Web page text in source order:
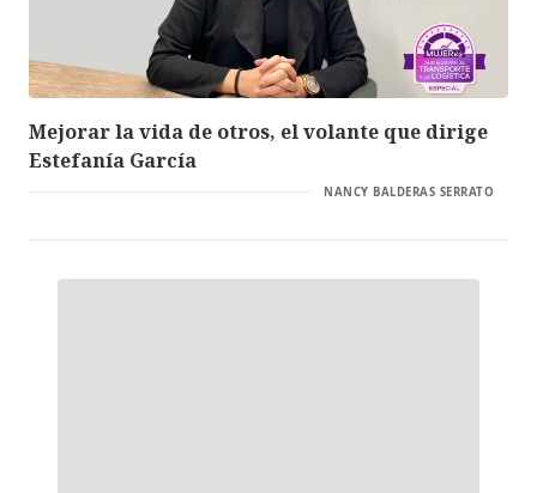
Mejorar la vida de otros, el volante que dirige
Estefanía García
NANCY BALDERAS SERRATO